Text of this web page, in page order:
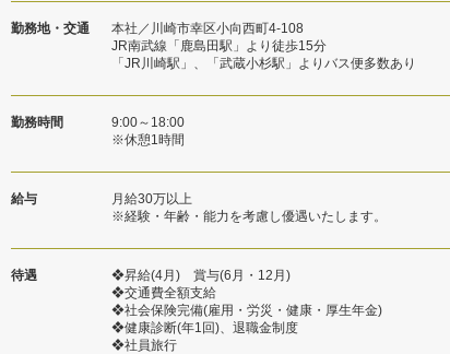
勤務地・交通
本社／川崎市幸区小向西町4-108
JR南武線「鹿島田駅」より徒歩15分
「JR川崎駅」、「武蔵小杉駅」よりバス便多数あり
勤務時間
9:00～18:00
※休憩1時間
給与
月給30万以上
※経験・年齢・能力を考慮し優遇いたします。
待遇
❖昇給(4月) 賞与(6月・12月)
❖交通費全額支給
❖社会保険完備(雇用・労災・健康・厚生年金)
❖健康診断(年1回)、退職金制度
❖社員旅行